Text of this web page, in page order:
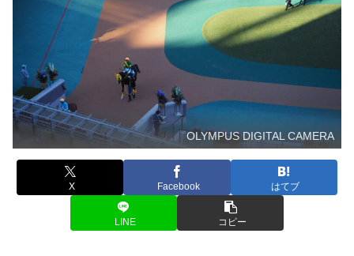
OLYMPUS DIGITAL CAMERA
X Facebook はてブ
LINE コピー